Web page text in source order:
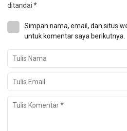
ditandai *
Simpan nama, email, dan situs
untuk komentar saya berikutnya.